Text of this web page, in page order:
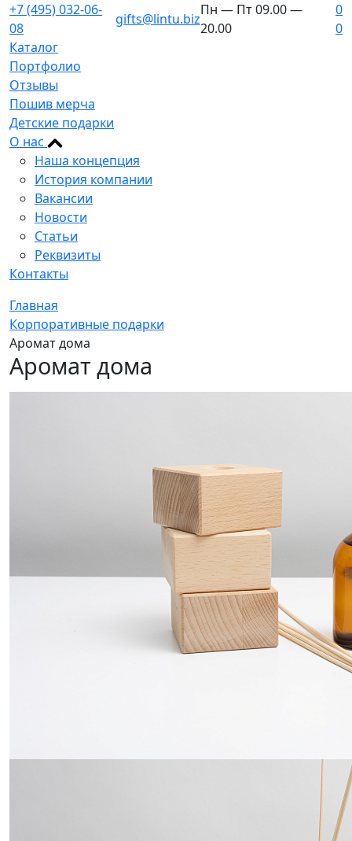
+7 (495) 032-06-
08
gifts@lintu.biz
Пн — Пт 09.00 —
20.00
0
0
Каталог
Портфолио
Отзывы
Пошив мерча
Детские подарки
О нас
Наша концепция
История компании
Вакансии
Новости
Статьи
Реквизиты
Контакты
Главная
Корпоративные подарки
Аромат дома
Аромат дома